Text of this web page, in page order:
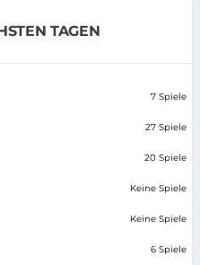
TAGEN
7 Spiele
27 Spiele
20 Spiele
Keine Spiele
Keine Spiele
6 Spiele